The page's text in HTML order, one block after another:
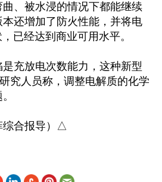
、被水浸的情况下都能继续
还增加了防火性能，并将电
已经达到商业可用水平。
充放电次数能力，这种新型
究人员称，调整电解质的化学